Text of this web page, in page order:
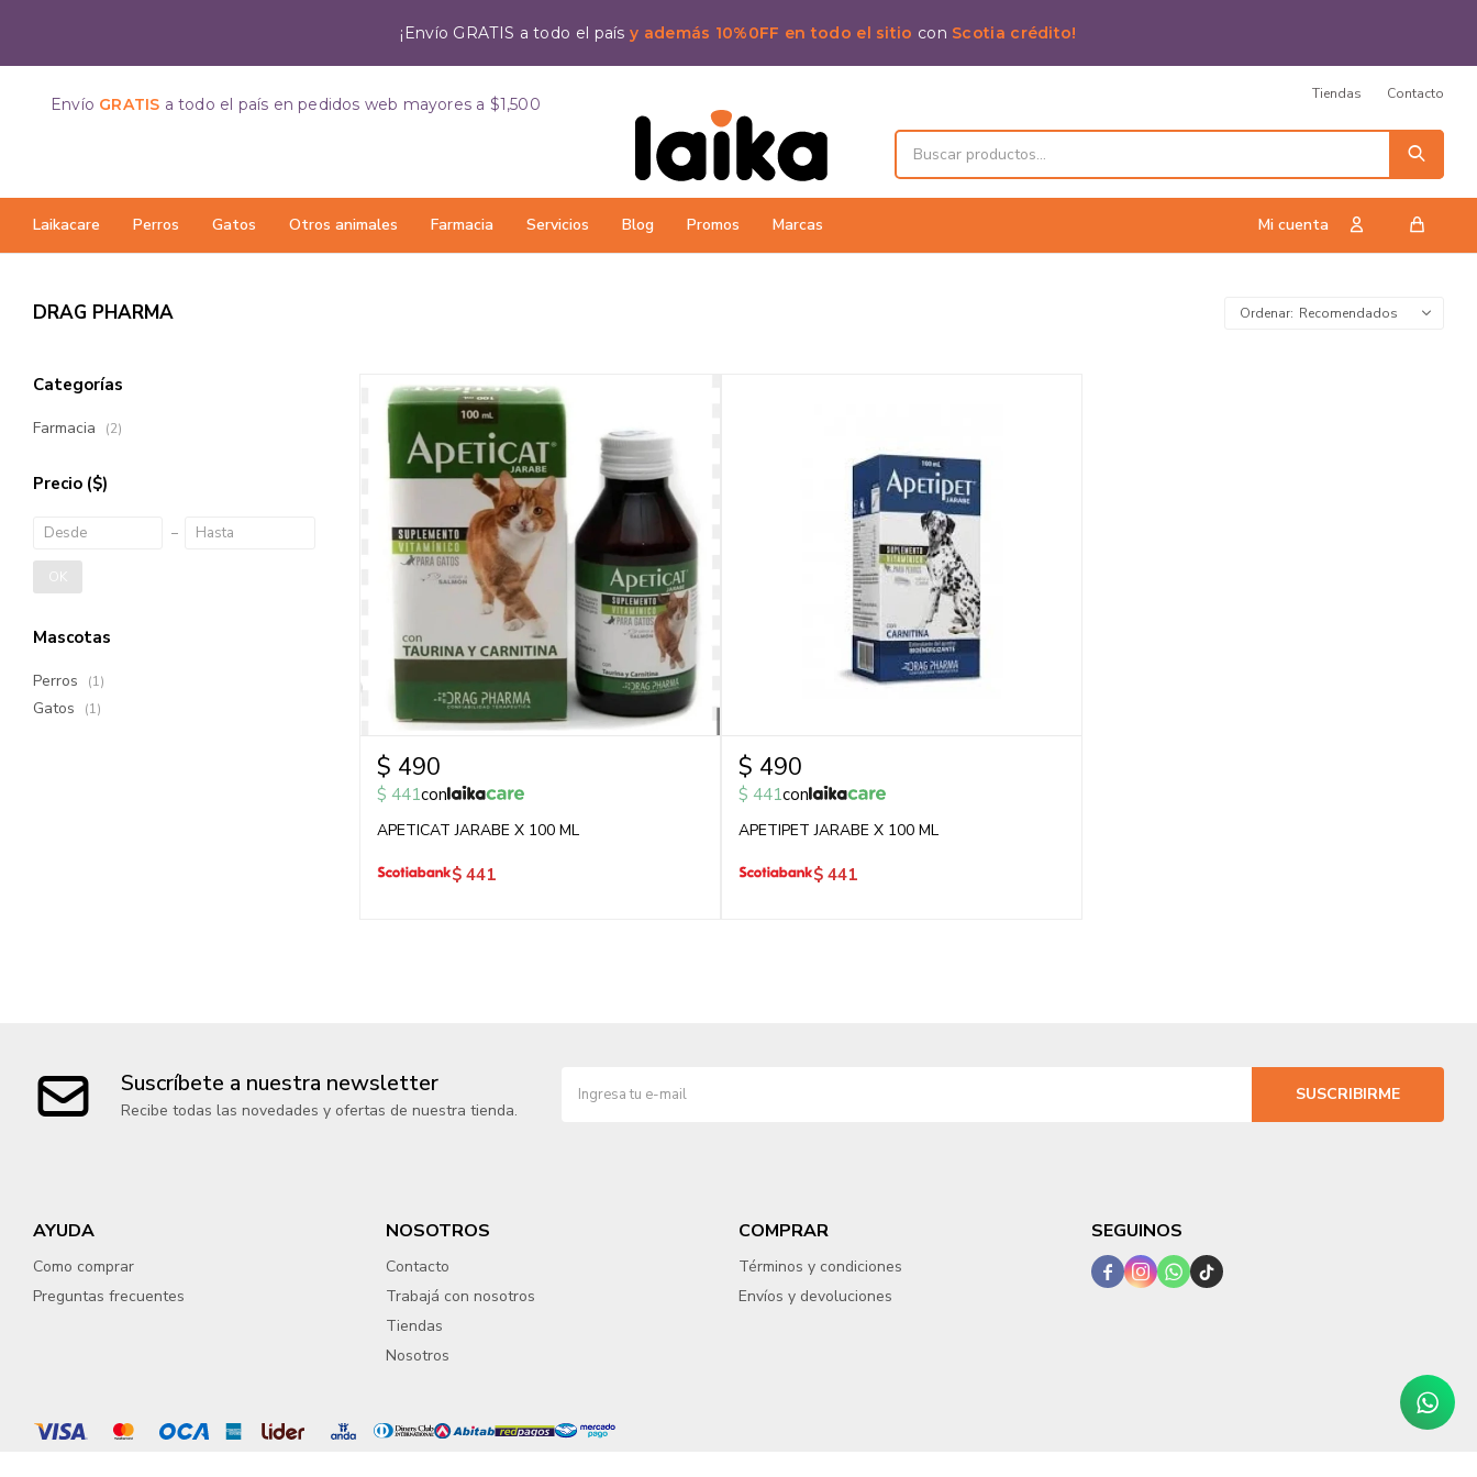
¡Envío GRATIS a todo el paísy además 10%0FF en todo el sitio con Scotia crédito!
Laikacare Perros Gatos Otros animales Farmacia Servicios Blog Promos Marcas
Envío GRATIS a todo el país en pedidos web mayores a $1,500
Tiendas Contacto
DRAG PHARMA Recomendados
$ 490
$ 441con
APETICAT JARABE X 100 ML
$ 441
$ 490
$ 441con
APETIPET JARABE X 100 ML
$ 441
Categorías
Farmacia (2)
Precio ($)
OK
Mascotas
Perros (1)
Gatos (1)
Suscríbete a nuestra newsletter
Recibe todas las novedades y ofertas de nuestra tienda.
SUSCRIBIRME
AYUDA
Como comprar
Preguntas frecuentes
NOSOTROS
Contacto
Trabajá con nosotros
Tiendas
Nosotros
COMPRAR
Términos y condiciones
Envíos y devoluciones
SEGUINOS
   